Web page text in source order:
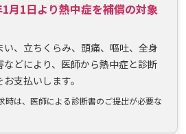
1日より熱中症を補償の対象
、立ちくらみ、頭痛、嘔吐、全身
どにより、医師から熱中症と診断
支払いします。
は、医師による診断書のご提出が必要な